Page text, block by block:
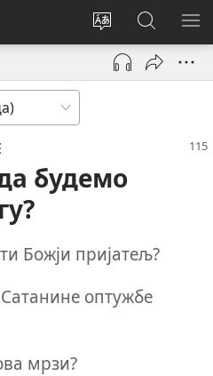
Промени
језик
сајта
Пријава
(отвара
прозор)
Претрага
сајта
JW.ORG
будемо
Божји пријатељ?
оптужбе
мрзи?